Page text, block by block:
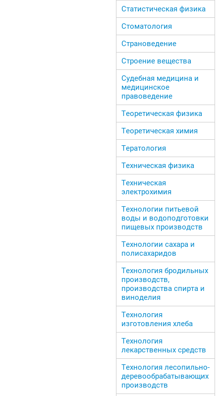
Статистическая физика
Стоматология
Страноведение
Строение вещества
Судебная медицина и
медицинское
правоведение
Теоретическая физика
Теоретическая химия
Тератология
Техническая физика
Техническая
электрохимия
Технологии питьевой
воды и водоподготовки
пищевых производств
Технологии сахара и
полисахаридов
Технология бродильных
производств,
производства спирта и
виноделия
Технология
изготовления хлеба
Технология
лекарственных средств
Технология лесопильно-
деревообрабатывающих
производств